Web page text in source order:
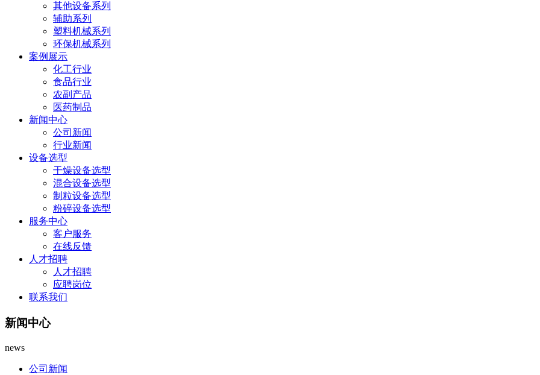
其他设备系列
辅助系列
塑料机械系列
环保机械系列
案例展示
化工行业
食品行业
农副产品
医药制品
新闻中心
公司新闻
行业新闻
设备选型
干燥设备选型
混合设备选型
制粒设备选型
粉碎设备选型
服务中心
客户服务
在线反馈
人才招聘
人才招聘
应聘岗位
联系我们
新闻中心
news
公司新闻